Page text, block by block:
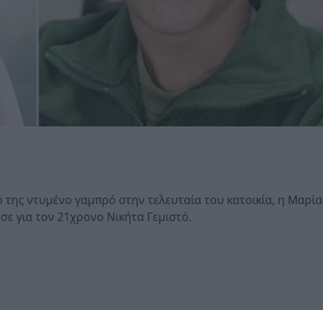
ντυμένο γαμπρό στην τελευταία του κατοικία, η Μαρία
για τον 21χρονο Νικήτα Γεμιστό.